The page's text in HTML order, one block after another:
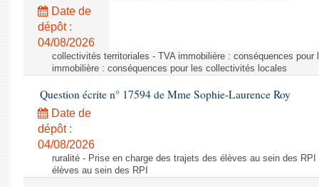
Date de
dépôt :
04/08/2026
collectivités territoriales - TVA immobilière : conséquences
immobilière : conséquences pour les collectivités locales
Question écrite n° 17594 de Mme Sophie-Laurence Roy
Date de
dépôt :
04/08/2026
ruralité - Prise en charge des trajets des élèves au sein des
élèves au sein des RPI